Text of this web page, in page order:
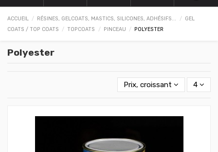
ACCUEIL RÉSINES, GELCOATS, MASTICS, SILICONES, ADHÉSIFS...
GEL
COATS / TOP COATS
TOPCOATS PINCEAU POLYESTER
Polyester
Prix, croissant 4